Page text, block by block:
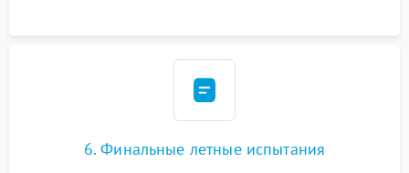
6. Финальные летные испытания